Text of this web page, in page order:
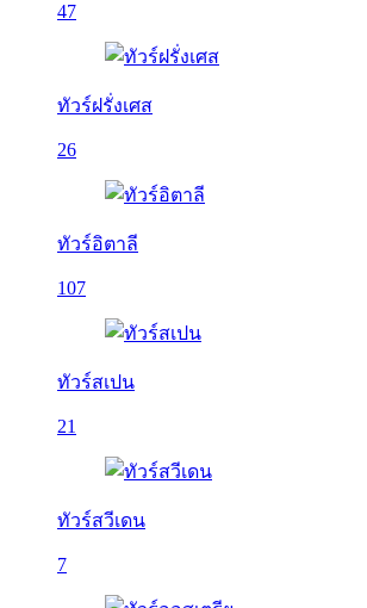
47
ทัวร์ฝรั่งเศส
26
ทัวร์อิตาลี
107
ทัวร์สเปน
21
ทัวร์สวีเดน
7